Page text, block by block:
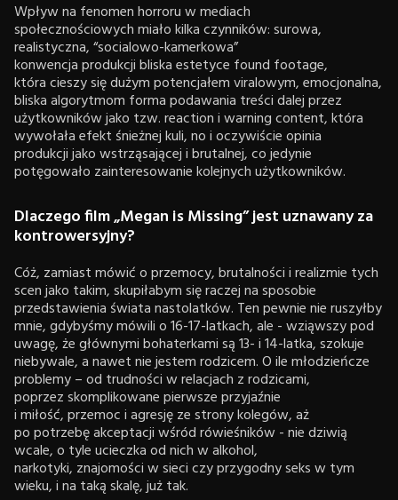
Wpływ na fenomen horroru w mediach
społecznościowych miało kilka czynników: surowa,
realistyczna, “socialowo-kamerkowa”
konwencja produkcji bliska estetyce found footage,
która cieszy się dużym potencjałem viralowym, emocjonalna,
bliska algorytmom forma podawania treści dalej przez
użytkowników jako tzw. reaction i warning content, która
wywołała efekt śnieżnej kuli, no i oczywiście opinia
produkcji jako wstrząsającej i brutalnej, co jedynie
potęgowało zainteresowanie kolejnych użytkowników.
Dlaczego film „Megan is Missing” jest uznawany za
kontrowersyjny?
Cóż, zamiast mówić o przemocy, brutalności i realizmie tych
scen jako takim, skupiłabym się raczej na sposobie
przedstawienia świata nastolatków. Ten pewnie nie ruszyłby
mnie, gdybyśmy mówili o 16-17-latkach, ale - wziąwszy pod
uwagę, że głównymi bohaterkami są 13- i 14-latka, szokuje
niebywale, a nawet nie jestem rodzicem. O ile młodzieńcze
problemy – od trudności w relacjach z rodzicami,
poprzez skomplikowane pierwsze przyjaźnie
i miłość, przemoc i agresję ze strony kolegów, aż
po potrzebę akceptacji wśród rówieśników - nie dziwią
wcale, o tyle ucieczka od nich w alkohol,
narkotyki, znajomości w sieci czy przygodny seks w tym
wieku, i na taką skalę, już tak.